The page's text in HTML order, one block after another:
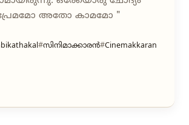
പ്രേമമോ അതോ കാമമോ "
സിനിമാക്കാരൻ Cinemakkaran